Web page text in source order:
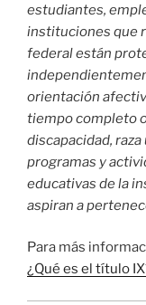
estudiantes,
instituciones que
federal están
orientación
tiempo completo
discapacidad,
programas y
educativas de la
aspiran a
Para más
¿ Qué es el título